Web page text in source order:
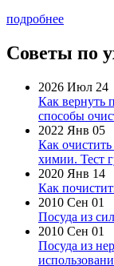
подробнее
Советы по
2026 Июл 24
Как вернуть
способы
2022 Янв 05
Как
химии. Тест
2020 Янв 14
Как
2010 Сен 01
Посуда из
2010 Сен 01
Посуда из